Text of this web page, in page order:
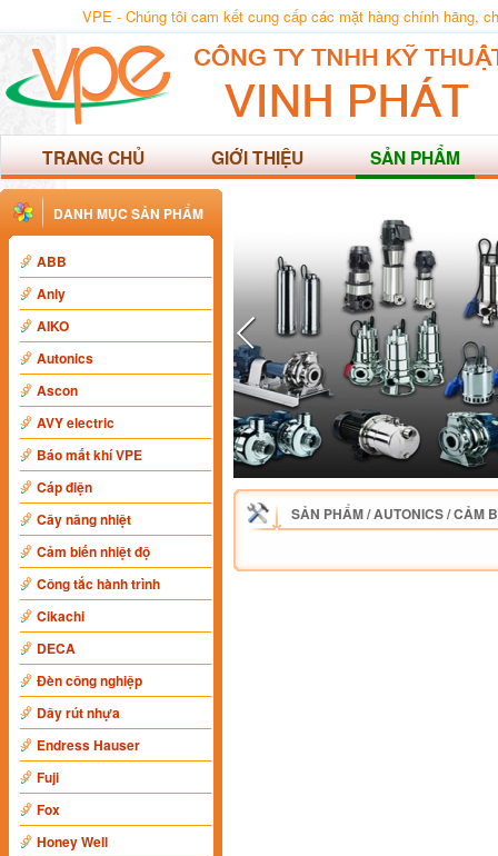
VPE - Chúng tôi cam kết cung cấp các mặt hàng chính hãng,
TRANG CHỦ GIỚI THIỆU SẢN PHẨM
DANH MỤC SẢN PHẨM
ABB
Anly
AIKO
Autonics
Ascon
AVY electric
Báo mất khí VPE
Cáp điện
Cây nâng nhiệt
Cảm biến nhiệt độ
Công tắc hành trình
Cikachi
DECA
Đèn công nghiệp
Dây rút nhựa
Endress Hauser
Fuji
Fox
Honey Well
SẢN PHẨM/AUTONICS/CẢM